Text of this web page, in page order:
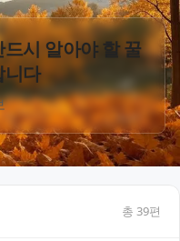
시 알아야 할 꿀
니다
총 39편